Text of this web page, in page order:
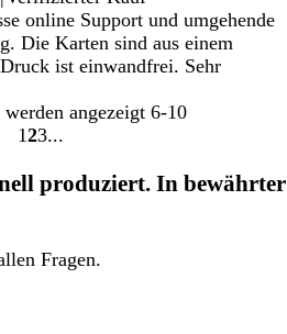
online Support und umgehende
Die Karten sind aus einem
ist einwandfrei. Sehr
angezeigt 6-10
Gehe
Seite
1 Gehe
Seite
2Gehe
Seite
3
produziert. In bewährter
Fragen.